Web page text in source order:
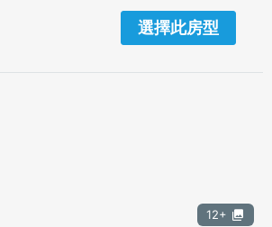
選擇此房型
12+